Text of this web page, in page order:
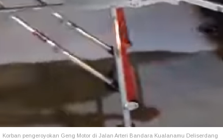
Korban pengeroyokan Geng Motor di Jalan Arteri Bandara Kualanamu Deliserdang